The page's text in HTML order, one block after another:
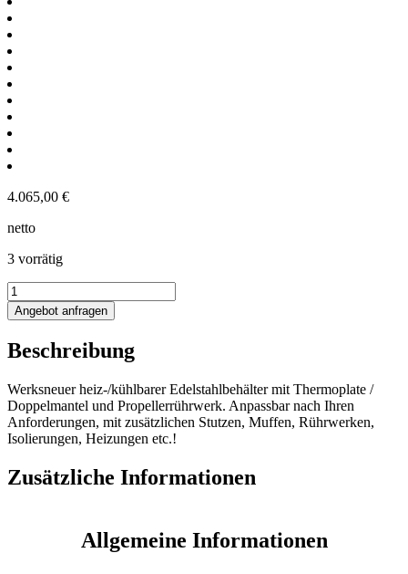
4.065,00 €
netto
3 vorrätig
337L
heiz-/kühlbarer
Edelstahlbehälter
Thermoplate
Propellerrührwerk
Menge
Angebot anfragen
Beschreibung
Werksneuer heiz-/kühlbarer Edelstahlbehälter mit Thermoplate /
Doppelmantel und Propellerrührwerk. Anpassbar nach Ihren
Anforderungen, mit zusätzlichen Stutzen, Muffen, Rührwerken,
Isolierungen, Heizungen etc.!
Zusätzliche Informationen
Allgemeine Informationen